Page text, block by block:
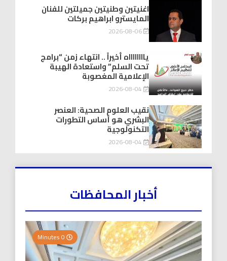
اغنيتين وطنيتين جميلتين للفنان
المايسترو ابراهيم بركات
2026-08-06
يااااااااه أخيراً .. انتهاء زمن “برامج
تحت السلم” واستعادة الهيبة
الإعلامية المغصوبة
2026-08-04
نقيب العلوم الصحية: العنصر
البشري هو أساس التطورات
التكنولوجية
2026-08-04
أخبار المحافظات